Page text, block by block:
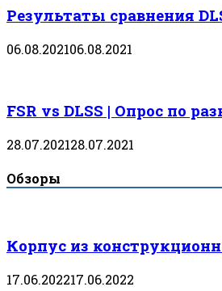
Результаты сравнения
06.08.202106.08.2021
FSR vs DLSS | Опрос по
28.07.202128.07.2021
Обзоры
Корпус из
17.06.202217.06.2022